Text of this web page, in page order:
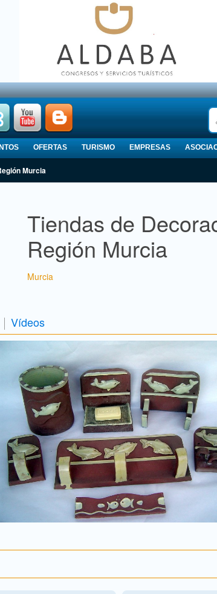
OFERTAS TURISMO EMPRESAS
Murcia
Tiendas de
Región Murcia
Murcia
Vídeos